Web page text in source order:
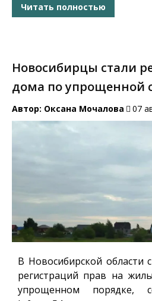
Читать полностью
Новосибирцы стали
дома по упрощенной
Автор: Оксана Мочалова 07
В Новосибирской области
регистраций прав на
упрощенном порядке,